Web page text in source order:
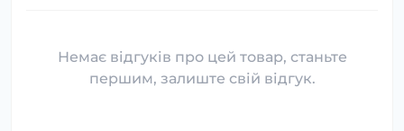
Немає відгуків про цей товар, станьте
першим, залиште свій відгук.